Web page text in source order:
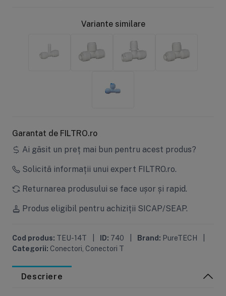
Variante similare
Garantat de FILTRO.ro
Ai găsit un preț mai bun pentru acest produs?
Solicită informații unui expert FILTRO.ro.
Returnarea produsului se face ușor și rapid.
Produs eligibil pentru achiziții SICAP/SEAP.
Cod produs: TEU-14T ID: 740 Brand: PureTECH
Categorii: Conectori Conectori T
Descriere